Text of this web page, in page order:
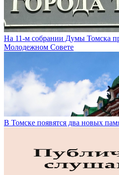
На 11-м собрании Думы Томска
Молодежном Совете
В Томске появятся два новых